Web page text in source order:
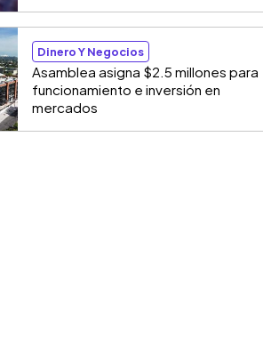
Dinero Y Negocios
Asamblea asigna $2.5 millones para
funcionamiento e inversión en
mercados